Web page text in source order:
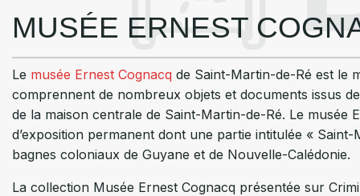
MUSÉE ERNEST
Le musée Ernest Cognacq de Saint-Martin-de-Ré est le
comprennent de nombreux objets et documents issus
de la maison centrale de Saint-Martin-de-Ré. Le musée
d’exposition permanent dont une partie intitulée «
bagnes coloniaux de Guyane et de Nouvelle-Calédonie.
La collection Musée Ernest Cognacq présentée sur